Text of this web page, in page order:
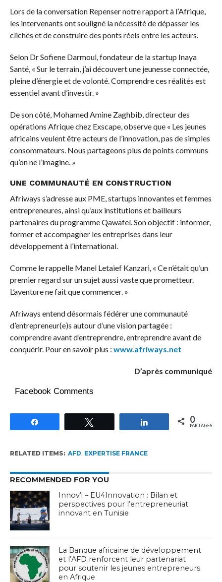
Lors de la conversation Repenser notre rapport à l’Afrique,
les intervenants ont souligné la nécessité de dépasser les
clichés et de construire des ponts réels entre les acteurs.
Selon Dr Sofiene Darmoul, fondateur de la startup Inaya
Santé, « Sur le terrain, j’ai découvert une jeunesse connectée,
pleine d’énergie et de volonté. Comprendre ces réalités est
essentiel avant d’investir. »
De son côté, Mohamed Amine Zaghbib, directeur des
opérations Afrique chez Exscape, observe que « Les jeunes
africains veulent être acteurs de l’innovation, pas de simples
consommateurs. Nous partageons plus de points communs
qu’on ne l’imagine. »
UNE COMMUNAUTÉ EN CONSTRUCTION
Afriways s’adresse aux PME, startups innovantes et femmes
entrepreneures, ainsi qu’aux institutions et bailleurs
partenaires du programme Qawafel. Son objectif : informer,
former et accompagner les entreprises dans leur
développement à l’international.
Comme le rappelle Manel Letaief Kanzari, « Ce n’était qu’un
premier regard sur un sujet aussi vaste que prometteur.
L’aventure ne fait que commencer. »
Afriways entend désormais fédérer une communauté
d’entrepreneur(e)s autour d’une vision partagée :
comprendre avant d’entreprendre, entreprendre avant de
conquérir. Pour en savoir plus : www.afriways.net
D’après communiqué
Facebook Comments
Partagez 0
PARTAGES
RELATED ITEMS: AFD EXPERTISE FRANCE
RECOMMENDED FOR YOU
Innov’i – EU4Innovation : Bilan et
perspectives pour l’entrepreneuriat
innovant en Tunisie
La Banque africaine de développement
et l’AFD renforcent leur partenariat
pour soutenir les jeunes entrepreneurs
en Afrique